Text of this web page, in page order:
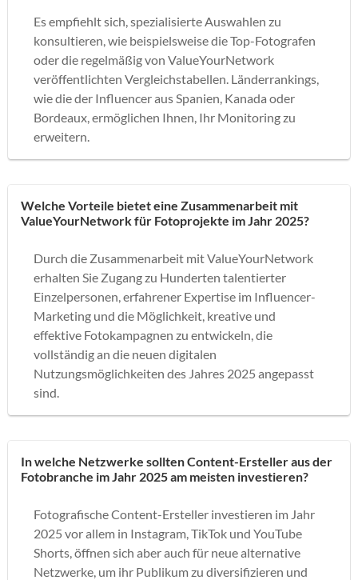
Es empfiehlt sich, spezialisierte Auswahlen zu
konsultieren, wie beispielsweise die Top-Fotografen
oder die regelmäßig von ValueYourNetwork
veröffentlichten Vergleichstabellen. Länderrankings,
wie die der Influencer aus Spanien, Kanada oder
Bordeaux, ermöglichen Ihnen, Ihr Monitoring zu
erweitern.
Welche Vorteile bietet eine Zusammenarbeit mit
ValueYourNetwork für Fotoprojekte im Jahr 2025?
Durch die Zusammenarbeit mit ValueYourNetwork
erhalten Sie Zugang zu Hunderten talentierter
Einzelpersonen, erfahrener Expertise im Influencer-
Marketing und die Möglichkeit, kreative und
effektive Fotokampagnen zu entwickeln, die
vollständig an die neuen digitalen
Nutzungsmöglichkeiten des Jahres 2025 angepasst
sind.
In welche Netzwerke sollten Content-Ersteller aus der
Fotobranche im Jahr 2025 am meisten investieren?
Fotografische Content-Ersteller investieren im Jahr
2025 vor allem in Instagram, TikTok und YouTube
Shorts, öffnen sich aber auch für neue alternative
Netzwerke, um ihr Publikum zu diversifizieren und